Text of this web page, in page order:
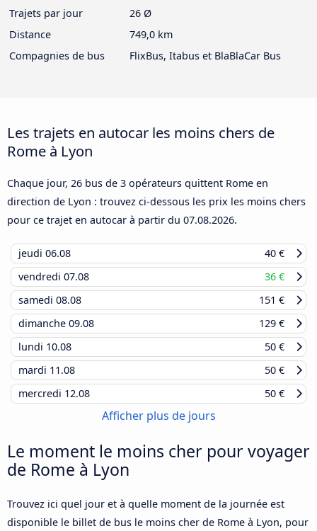
Trajets par jour
26 Ø
Distance
749,0 km
Compagnies de bus
FlixBus, Itabus et BlaBlaCar Bus
Les trajets en autocar les moins chers de
Rome à Lyon
Chaque jour, 26 bus de 3 opérateurs quittent Rome en
direction de Lyon : trouvez ci-dessous les prix les moins chers
pour ce trajet en autocar à partir du 07.08.2026.
jeudi 06.08
40 €
vendredi 07.08
36 €
samedi 08.08
151 €
dimanche 09.08
129 €
lundi 10.08
50 €
mardi 11.08
50 €
mercredi 12.08 50 €
Afficher plus de jours
Le moment le moins cher pour voyager
de Rome à Lyon
Trouvez ici quel jour et à quelle moment de la journée est
disponible le billet de bus le moins cher de Rome à Lyon, pour